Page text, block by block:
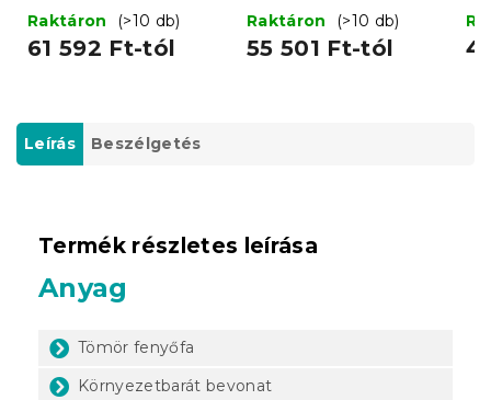
Raktáron
(>10 db)
61 592 Ft-tól
Raktáron
(>10 db)
55 501 Ft-tól
Leírás Beszélgetés
Termék részletes leírása
Anyag
Tömör fenyőfa
Környezetbarát bevonat